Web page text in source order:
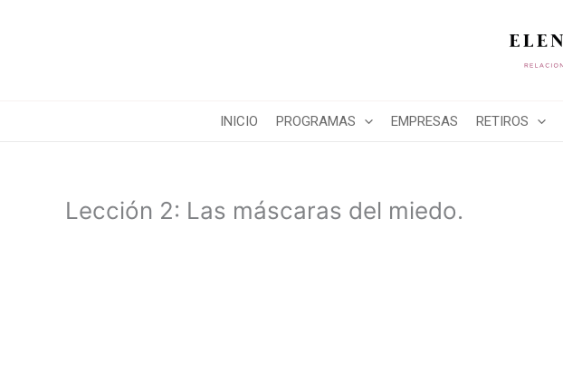
INICIO PROGRAMAS EMPRESAS RETIROS
Lección 2: Las máscaras del miedo.